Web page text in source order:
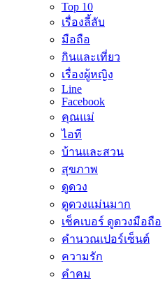
Top 10
เรื่องลี้ลับ
มือถือ
กินและเที่ยว
เรื่องผู้หญิง
Line
Facebook
คุณแม่
ไอที
บ้านและสวน
สุขภาพ
ดูดวง
ดูดวงแม่นมาก
เช็คเบอร์ ดูดวงมือถือ
คำนวณเปอร์เซ็นต์
ความรัก
คำคม